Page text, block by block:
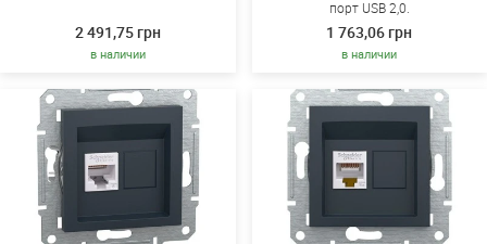
2 491,75 грн
в наличии
порт USB 2,0.
1 763,06 грн
в наличии